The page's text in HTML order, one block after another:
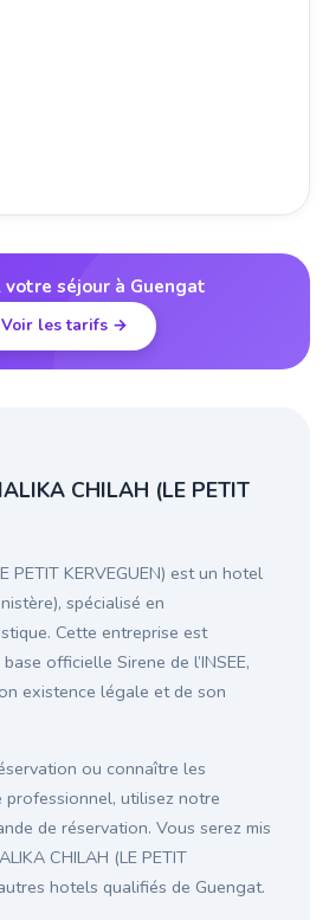
votre séjour à Guengat
Voir les tarifs →
CHILAH (LE PETIT
PETIT KERVEGUEN) est un hotel
spécialisé en
Cette entreprise est
officielle Sirene de l’INSEE,
existence légale et de son
ou connaître les
professionnel, utilisez notre
de réservation. Vous serez mis
CHILAH (LE PETIT
hotels qualifiés de Guengat.